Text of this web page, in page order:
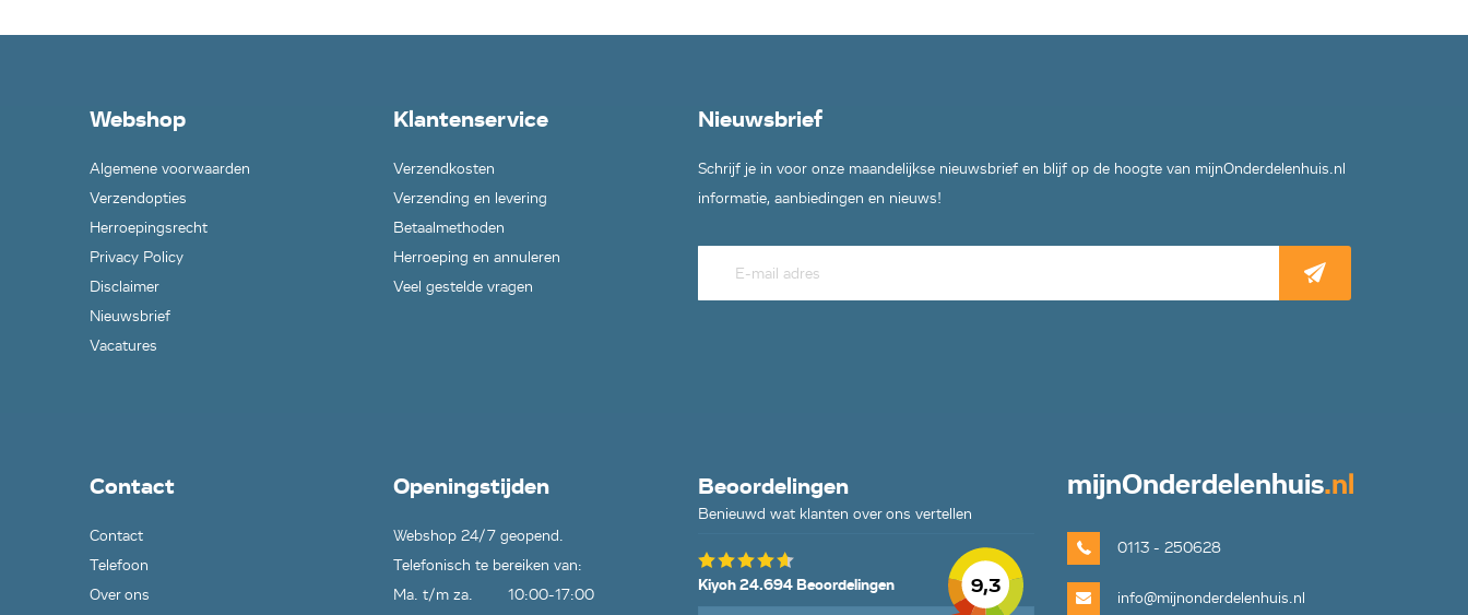
Webshop
Algemene voorwaarden
Verzendopties
Herroepingsrecht
Privacy Policy
Disclaimer
Nieuwsbrief
Vacatures
Klantenservice
Verzendkosten
Verzending en levering
Betaalmethoden
Herroeping en annuleren
Veel gestelde vragen
Nieuwsbrief
Schrijf je in voor onze maandelijkse nieuwsbrief en blijf op de hoogte van mijnOnderdelenhuis.nl
informatie, aanbiedingen en nieuws!
Contact
Contact
Telefoon
Over ons
Openingstijden
Webshop 24/7 geopend.
Telefonisch te bereiken van:
Ma. t/m za.
10:00-17:00
Beoordelingen
Benieuwd wat klanten over ons vertellen
9,3
Kiyoh 24.694 Beoordelingen
mijnOnderdelenhuis.nl
0113 - 250628
info@mijnonderdelenhuis.nl